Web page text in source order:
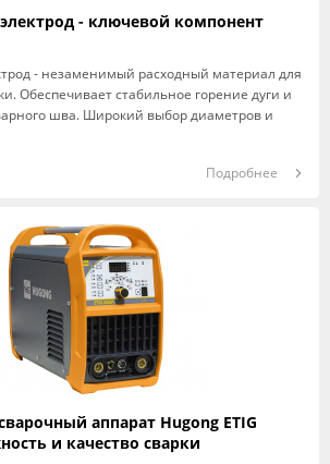
- ключевой компонент
- незаменимый расходный материал для
Обеспечивает стабильное горение дуги и
шва. Широкий выбор диаметров и
Подробнее
аппарат Hugong ETIG
и качество сварки